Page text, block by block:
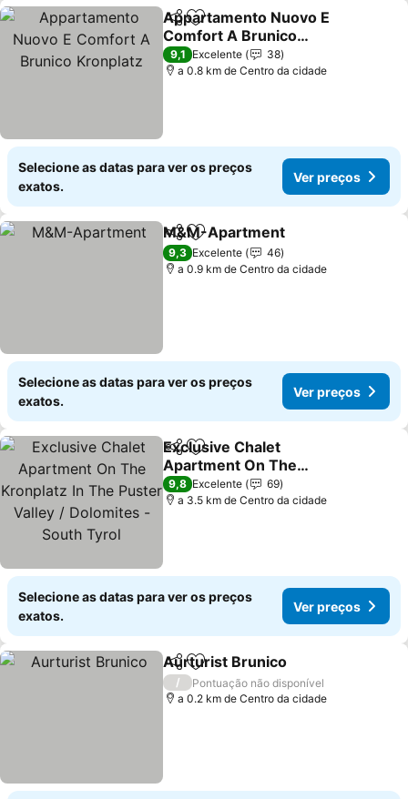
PartilharAdicionar aos favoritos
Appartamento Nuovo E
Comfort A Brunico
Kronplatz
Ver preços
9,1 Excelente
38
a 0.8 km de Centro da cidade
Selecione as datas para ver os preços
exatos.
Ver preços
PartilharAdicionar aos favoritos
M&M-Apartment
9,3 Excelente
46
a 0.9 km de Centro da cidade
Selecione as datas para ver os preços
exatos.
Ver preços
PartilharAdicionar aos favoritos
Exclusive Chalet
Apartment On The
Kronplatz In The Puster
Valley / Dolomites - South
Ver preços
9,8 Excelente
69
a 3.5 km de Centro da cidade
Selecione as datas para ver os preços
exatos.
Ver preços
PartilharAdicionar aos favoritos
Aurturist Brunico
/
Pontuação não disponível
a 0.2 km de Centro da cidade